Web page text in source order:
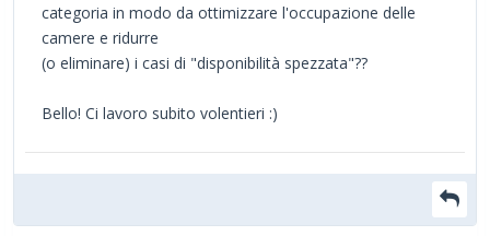
categoria in modo da ottimizzare l'occupazione delle
camere e ridurre
(o eliminare) i casi di "disponibilità spezzata"??
Bello! Ci lavoro subito volentieri :)